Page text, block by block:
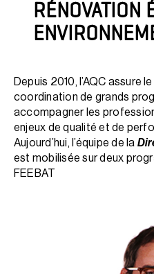
RÉNOVATION
Depuis 2010, l’AQC assure
coordination de grands
accompagner les
enjeux de qualité et de
Aujourd’hui, l’équipe de la
est mobilisée sur deux
FEEBAT